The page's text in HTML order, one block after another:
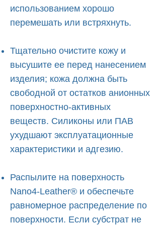
использованием хорошо
перемешать или встряхнуть.
Тщательно очистите кожу и
высушите ее перед нанесением
изделия; кожа должна быть
свободной от остатков анионных
поверхностно-активных
веществ. Силиконы или ПАВ
ухудшают эксплуатационные
характеристики и адгезию.
Распылите на поверхность
Nano4-Leather® и обеспечьте
равномерное распределение по
поверхности. Если субстрат не